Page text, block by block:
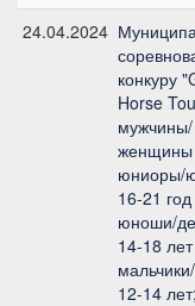
24.04.2024
конкуру
Horse
мужчины/
женщины
юниоры/
16-21
юноши/
14-18
12-14 лет;